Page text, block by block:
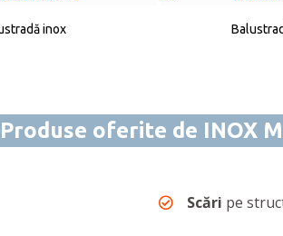
inox
Produse oferite de INOX
Scări pe